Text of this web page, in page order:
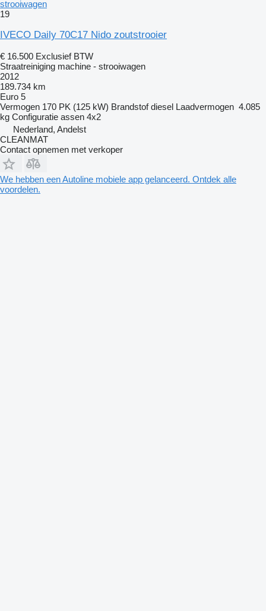
strooiwagen
19
IVECO Daily 70C17 Nido zoutstrooier
€ 16.500 Exclusief BTW
Straatreiniging machine - strooiwagen
2012
189.734 km
Euro 5
Vermogen 170 PK (125 kW) Brandstof diesel Laadvermogen 4.085
kg Configuratie assen 4x2
Nederland, Andelst
CLEANMAT
Contact opnemen met verkoper
We hebben een Autoline mobiele app gelanceerd. Ontdek alle
voordelen.